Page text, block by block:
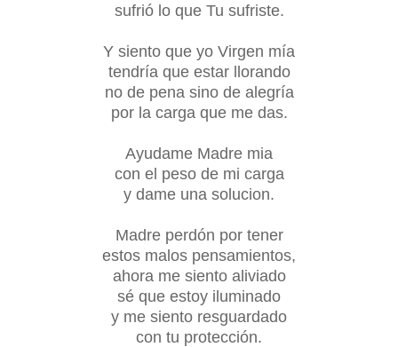
sufrió lo que Tu sufriste.
Y siento que yo Virgen mía
tendría que estar llorando
no de pena sino de alegría
por la carga que me das.
Ayudame Madre mia
con el peso de mi carga
y dame una solucion.
Madre perdón por tener
estos malos pensamientos,
ahora me siento aliviado
sé que estoy iluminado
y me siento resguardado
con tu protección.